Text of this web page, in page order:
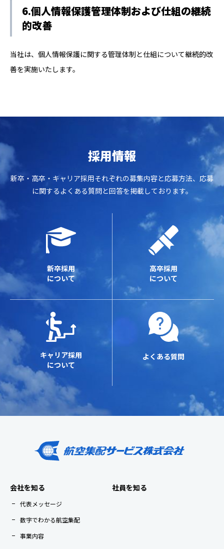
6.個人情報保護管理体制および仕組の継続
的改善
当社は、個人情報保護に関する管理体制と仕組について継続的改
善を実施いたします。
採用情報
新卒・高卒・キャリア採用それぞれの募集内容と応募方法、応募
に関するよくある質問と回答を掲載しております。
新卒採用
について
高卒採用
について
キャリア採用
について
よくある質問
会社を知る
代表メッセージ
数字でわかる航空集配
事業内容
社員を知る